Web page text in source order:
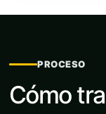
PROCESO
Cómo